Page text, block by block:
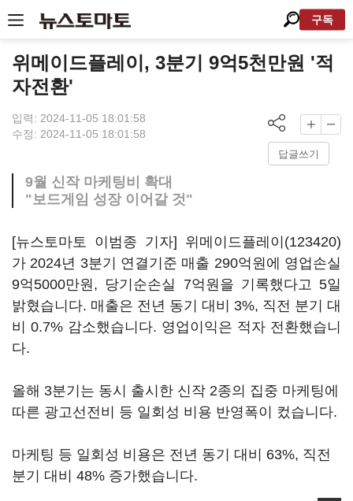
구독
위메이드플레이, 3분기 9억5천만원 '적
자전환'
입력: 2024-11-05 18:01:58
수정: 2024-11-05 18:01:58
답글쓰기
9월 신작 마케팅비 확대
"보드게임 성장 이어갈 것"
[뉴스토마토 이범종 기자] 위메이드플레이(123420)
가 2024년 3분기 연결기준 매출 290억원에 영업손실
9억5000만원, 당기순손실 7억원을 기록했다고 5일
밝혔습니다. 매출은 전년 동기 대비 3%, 직전 분기 대
비 0.7% 감소했습니다. 영업이익은 적자 전환했습니
다.
올해 3분기는 동시 출시한 신작 2종의 집중 마케팅에
따른 광고선전비 등 일회성 비용 반영폭이 컸습니다.
마케팅 등 일회성 비용은 전년 동기 대비 63%, 직전
분기 대비 48% 증가했습니다.